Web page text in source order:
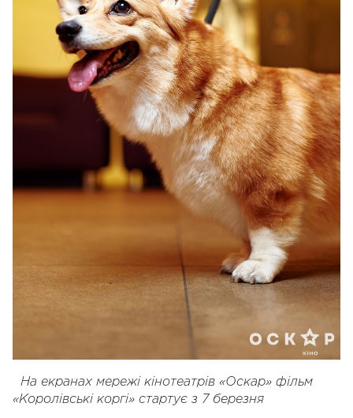
На екранах мережі кінотеатрів «Оскар» фільм
«Королівські коргі» стартує з 7 березня